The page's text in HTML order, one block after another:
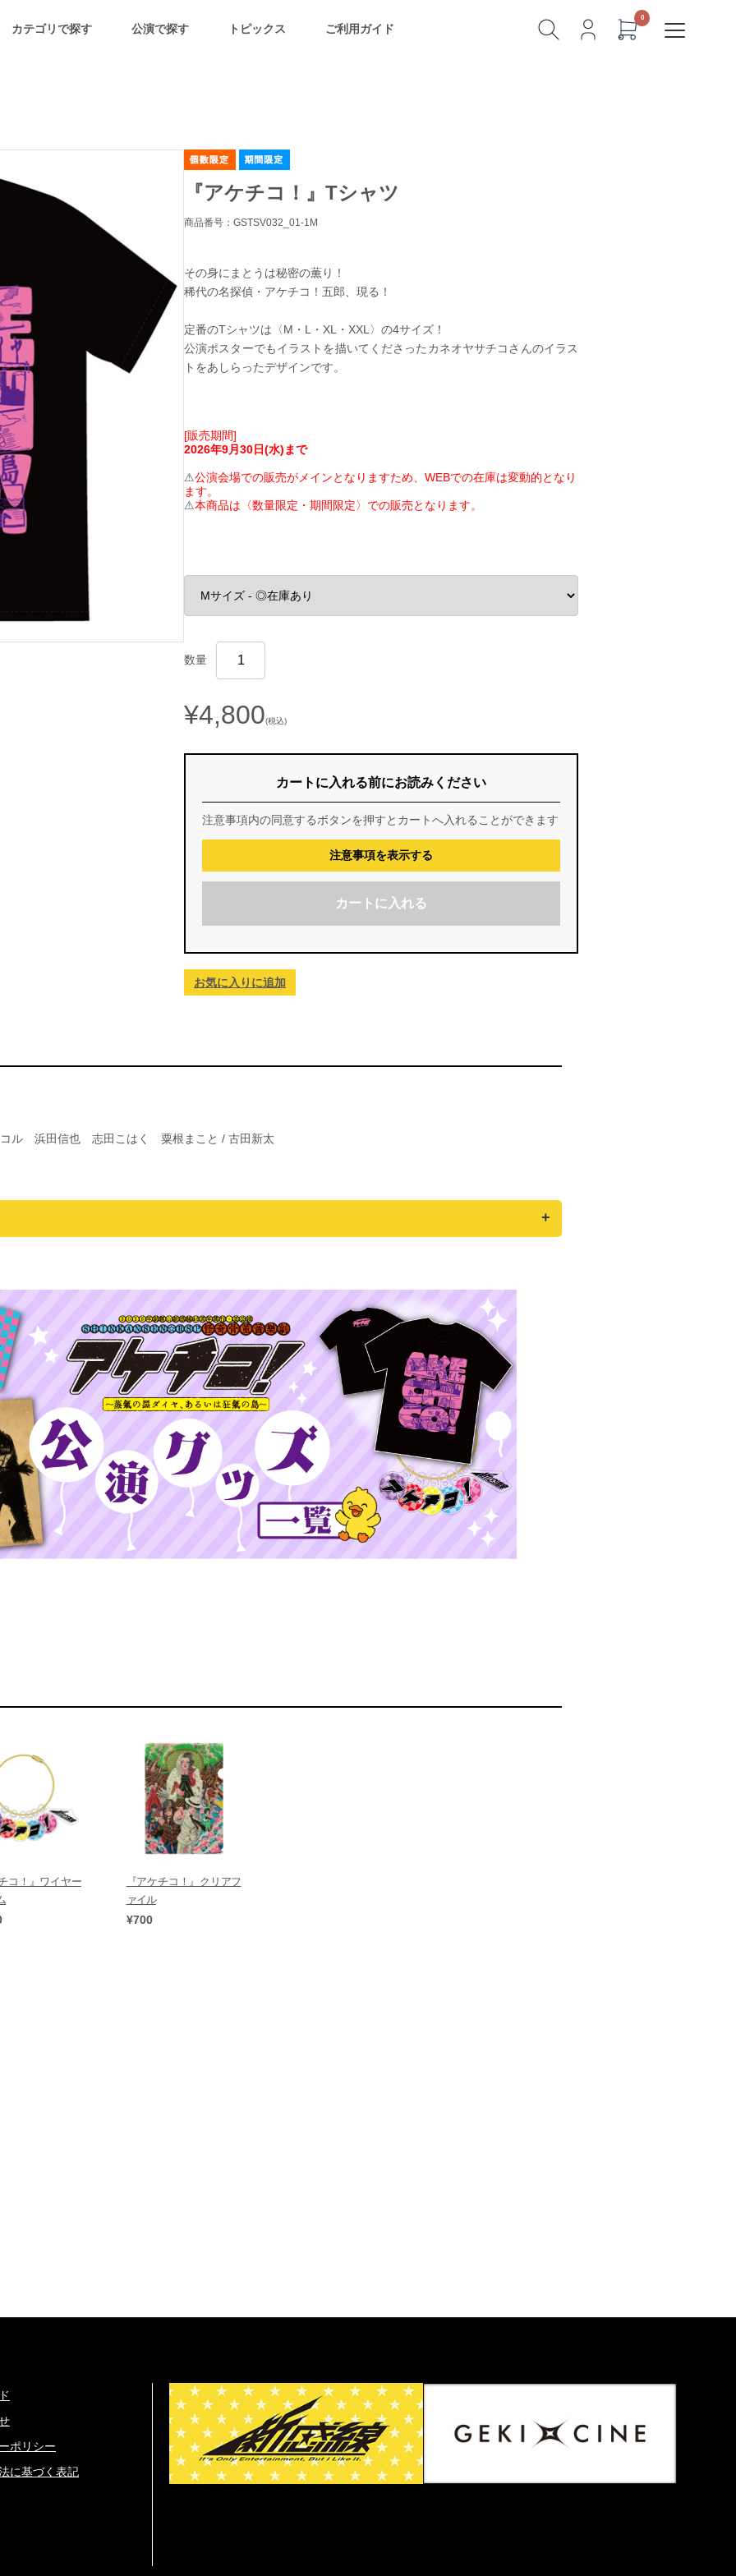
カテゴリで探す 公演で探す トピックス ご利用ガイド
『アケチコ！』Tシャツ
商品番号：GSTSV032_01-1M
その身にまとうは秘密の薫り！
稀代の名探偵・アケチコ！五郎、現る！
定番のTシャツは〈M・L・XL・XXL〉の4サイズ！
公演ポスターでもイラストを描いてくださったカネオヤサチコさんのイラス
トをあしらったデザインです。
[販売期間]
2026年9月30日(水)まで
⚠公演会場での販売がメインとなりますため、WEBでの在庫は変動的となり
ます。
⚠本商品は〈数量限定・期間限定〉での販売となります。
数量
¥4,800(税込)
カートに入れる前にお読みください
注意事項内の同意するボタンを押すとカートへ入れることができます
注意事項を表示する
カートに入れる
お気に入りに追加
ル 浜田信也 志田こはく 粟根まこと / 古田新太
コ！』ワイヤー
『アケチコ！』クリアフ
ァイル
¥700
ポリシー
に基づく表記